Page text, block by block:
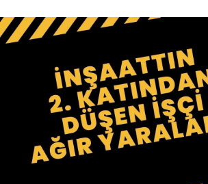
SAĞLIK
EĞİTİM
TARIM VE HAYVANCILIK
KÜLTÜR SANAT